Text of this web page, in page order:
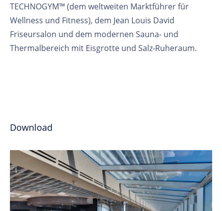
TECHNOGYM™ (dem weltweiten Marktführer für
Wellness und Fitness), dem Jean Louis David
Friseursalon und dem modernen Sauna- und
Thermalbereich mit Eisgrotte und Salz-Ruheraum.
Download